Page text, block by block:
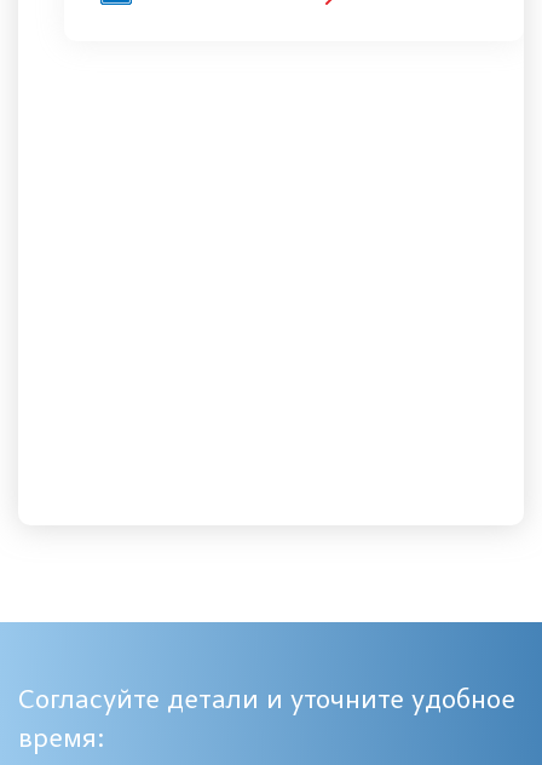
Согласуйте детали и уточните удобное
время: